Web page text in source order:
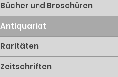
Bücher und Broschüren
Antiquariat
Raritäten
Zeitschriften